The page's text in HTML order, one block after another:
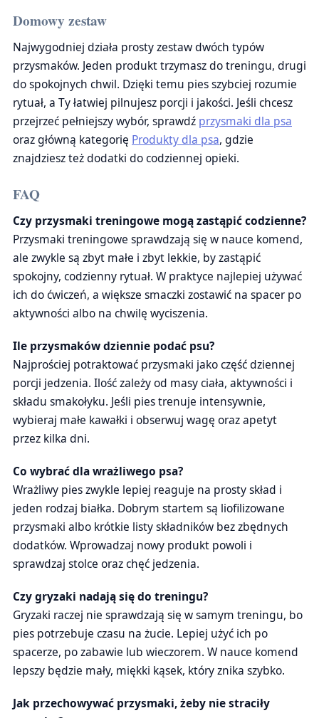
Domowy zestaw
Najwygodniej działa prosty zestaw dwóch typów
przysmaków. Jeden produkt trzymasz do treningu, drugi
do spokojnych chwil. Dzięki temu pies szybciej rozumie
rytuał, a Ty łatwiej pilnujesz porcji i jakości. Jeśli chcesz
przejrzeć pełniejszy wybór, sprawdź przysmaki dla psa
oraz główną kategorię Produkty dla psa, gdzie
znajdziesz też dodatki do codziennej opieki.
FAQ
Czy przysmaki treningowe mogą zastąpić codzienne?
Przysmaki treningowe sprawdzają się w nauce komend,
ale zwykle są zbyt małe i zbyt lekkie, by zastąpić
spokojny, codzienny rytuał. W praktyce najlepiej używać
ich do ćwiczeń, a większe smaczki zostawić na spacer po
aktywności albo na chwilę wyciszenia.
Ile przysmaków dziennie podać psu?
Najprościej potraktować przysmaki jako część dziennej
porcji jedzenia. Ilość zależy od masy ciała, aktywności i
składu smakołyku. Jeśli pies trenuje intensywnie,
wybieraj małe kawałki i obserwuj wagę oraz apetyt
przez kilka dni.
Co wybrać dla wrażliwego psa?
Wrażliwy pies zwykle lepiej reaguje na prosty skład i
jeden rodzaj białka. Dobrym startem są liofilizowane
przysmaki albo krótkie listy składników bez zbędnych
dodatków. Wprowadzaj nowy produkt powoli i
sprawdzaj stolce oraz chęć jedzenia.
Czy gryzaki nadają się do treningu?
Gryzaki raczej nie sprawdzają się w samym treningu, bo
pies potrzebuje czasu na żucie. Lepiej użyć ich po
spacerze, po zabawie lub wieczorem. W nauce komend
lepszy będzie mały, miękki kąsek, który znika szybko.
Jak przechowywać przysmaki, żeby nie straciły